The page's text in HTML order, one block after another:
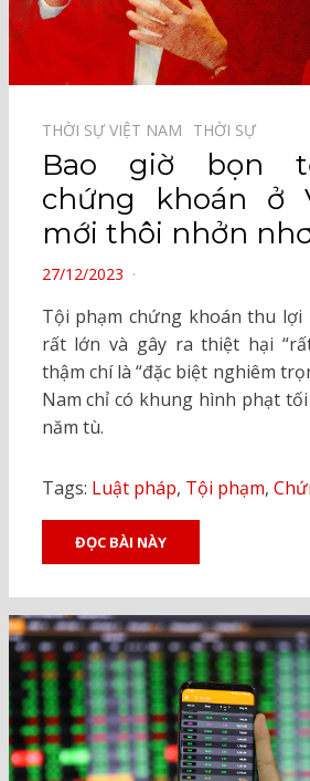
THỜI SỰ VIỆT NAM⠀ THỜI SỰ⠀
Bao giờ bọn
chứng khoán ở
mới thôi nhởn
POSTED
27/12/2023
Tội phạm chứng khoán thu lợi
rất lớn và gây ra thiệt hại
thậm chí là “đặc biệt nghiêm
Nam chỉ có khung hình phạt
năm tù.
Tags: Luật pháp, Tội phạm,
ĐỌC BÀI NÀY